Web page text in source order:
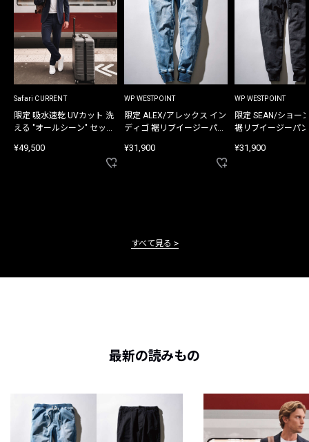
Safari CURRENT
限定 吸水速乾 UVカット 洗
える "オールシーン" セット
¥49,500
WP WESTPOINT
限定 ALEX/アレックス イン
ディゴ 裾リブイージーパン
¥31,900
WP WESTPOINT
限定 SEAN/ショー
裾リブイージーパ
¥31,900
すべて見る
最新の読みもの